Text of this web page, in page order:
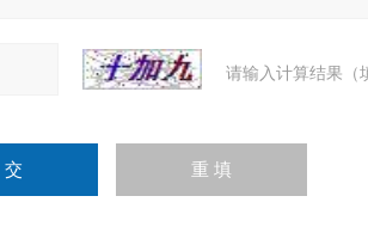
请输入计算结果（